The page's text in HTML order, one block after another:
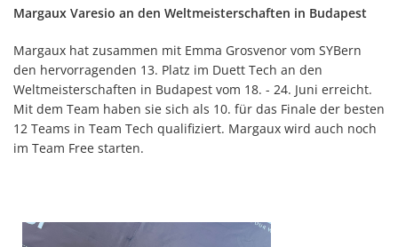
Margaux Varesio an den Weltmeisterschaften in Budapest
Margaux hat zusammen mit Emma Grosvenor vom SYBern
den hervorragenden 13. Platz im Duett Tech an den
Weltmeisterschaften in Budapest vom 18. - 24. Juni erreicht.
Mit dem Team haben sie sich als 10. für das Finale der besten
12 Teams in Team Tech qualifiziert. Margaux wird auch noch
im Team Free starten.